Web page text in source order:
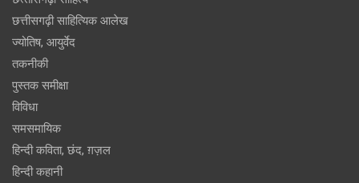
छत्तीसगढ़ी साहित्यिक आलेख
ज्योतिष, आयुर्वेद
तकनीकी
पुस्‍तक समीक्षा
विविधा
समसमायिक
हिन्दी कविता, छंद, ग़ज़ल
हिन्दी कहानी